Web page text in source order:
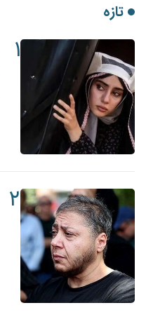
تازه
۱
۲